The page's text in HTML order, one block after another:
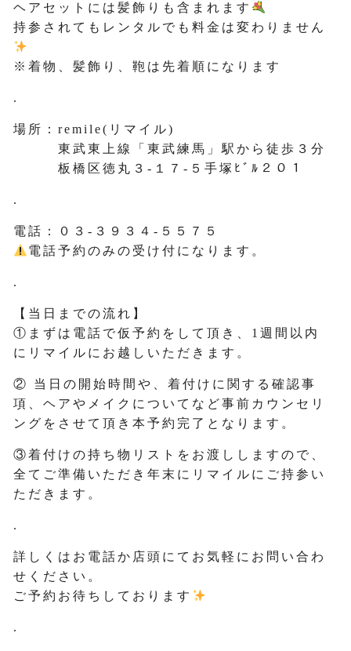
ヘアセットには髪飾りも含まれます
持参されてもレンタルでも料金は変わりません
※着物、髪飾り、鞄は先着順になります
.
場所：remile(リマイル)
東武東上線「東武練馬」駅から徒歩３分
板橋区徳丸３-１７-５手塚ﾋﾞﾙ２０１
.
電話：０３-３９３４-５５７５
電話予約のみの受け付になります。
.
【当日までの流れ】
①まずは電話で仮予約をして頂き、1週間以内
にリマイルにお越しいただきます。
② 当日の開始時間や、着付けに関する確認事
項、ヘアやメイクについてなど事前カウンセリ
ングをさせて頂き本予約完了となります。
③着付けの持ち物リストをお渡ししますので、
全てご準備いただき年末にリマイルにご持参い
ただきます。
.
詳しくはお電話か店頭にてお気軽にお問い合わ
せください。
ご予約お待ちしております
.